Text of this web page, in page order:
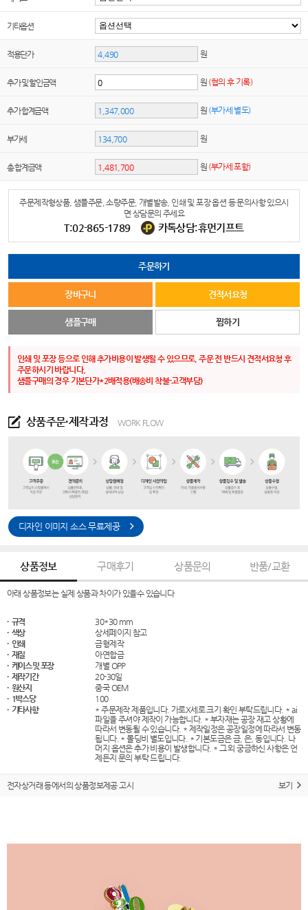
기타옵션
적용단가 원
추가 및 할인금액 원 (협의 후 기록)
추가 합계금액 원 (부가세 별도)
부가세 원
총 합계금액 원 (부가세 포함)
주문제작형상품, 샘플주문, 소량주문, 개별발송, 인쇄 및 포장 옵션 등 문의사항 있으시
면 상담문의 주세요
T:02-865-1789 카톡상담:휴먼기프트
주문하기
장바구니 견적서요청
샘플구매 찜하기
인쇄 및 포장 등으로 인해 추가비용이 발생될 수 있으므로, 주문 전 반드시 견적서요청 후
주문하시기 바랍니다.
샘플구매의 경우 기본단가*2배적용(배송비 착불-고객부담)
상품주문·제작과정 WORK FLOW
디자인 이미지 소스 무료제공
상품정보 구매후기 상품문의 반품/교환
아래 상품정보는 실제 상품과 차이가 있을수 있습니다
· 규격
30*30 mm
· 색상
상세페이지 참고
· 인쇄
금형제작
· 재질
아연합금
· 케이스 및 포장
개별 OPP
· 제작기간
20-30일
· 원산지
중국 OEM
· 1박스당
100
· 기타사항
* 주문제작 제품입니다. 가로X세로 크기 확인 부탁드립니다. * ai
파일을 주셔야 제작이 가능합니다. * 부자재는 공장 재고 상황에
따라서 변동될 수 있습니다. * 제작일정은 공장일정에 따라서 변동
됩니다. * 몰딩비 별도입니다. * 기본도금은 금, 은, 동입니다. 나
머지 옵션은 추가 비용이 발생합니다. * 그 외 궁금하신 사항은 언
제든지 문의 부탁 드립니다.
전자상거래 등에서의 상품정보제공 고시 보기